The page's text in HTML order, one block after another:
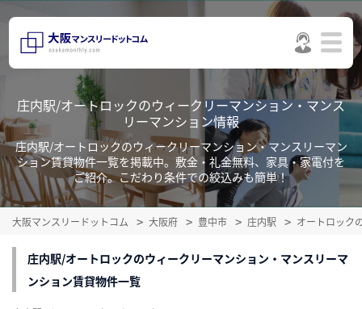
庄内駅/オートロックのウィークリーマンション・マンス
リーマンション情報
庄内駅/オートロックのウィークリーマンション・マンスリーマン
ション賃貸物件一覧を掲載中。敷金・礼金無料、家具・家電付を
ご紹介。こだわり条件での絞込みも簡単！
大阪マンスリードットコム 大阪府 豊中市 庄内駅 オートロック
庄内駅/オートロックのウィークリーマンション・マンスリーマ
ンション賃貸物件一覧